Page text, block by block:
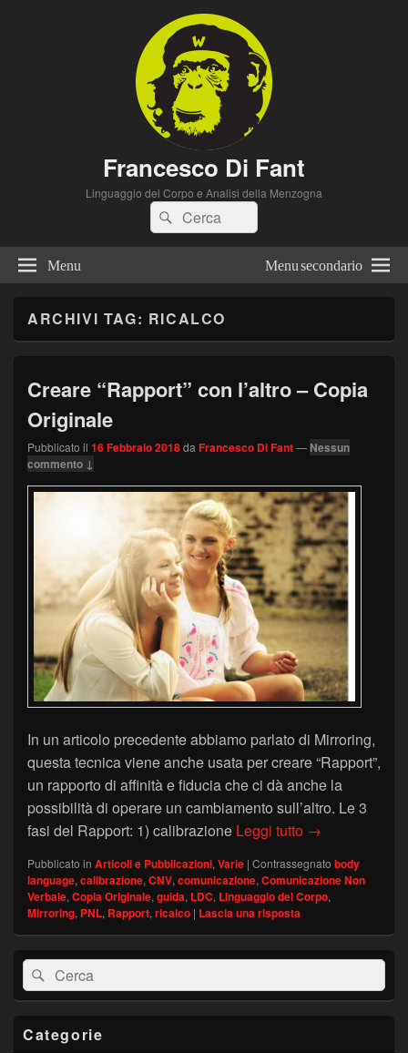
Francesco Di Fant
Linguaggio del Corpo e Analisi della Menzogna
Cerca:Cerca
Menu Menu secondario
ARCHIVI TAG: RICALCO
Creare “Rapport” con l’altro – Copia
Originale
Pubblicato il 16 Febbraio 2018da Francesco Di Fant— Nessun
commento ↓
In un articolo precedente abbiamo parlato di Mirroring,
questa tecnica viene anche usata per creare “Rapport”,
un rapporto di affinità e fiducia che ci dà anche la
possibilità di operare un cambiamento sull’altro. Le 3
fasi del Rapport: 1) calibrazione Leggi tutto Creare
→
Pubblicato in Articoli e Pubblicazioni, Varie | Contrassegnato body
language, calibrazione, CNV, comunicazione, Comunicazione Non
Verbale, Copia Originale, guida, LDC, Linguaggio del Corpo,
Mirroring, PNL, Rapport, ricalco | Lascia una risposta
Area
widget
barra
laterale
Cerca:Cerca
Categorie